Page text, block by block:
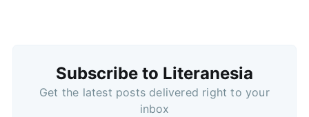
Subscribe to Literanesia
Get the latest posts delivered right to your
inbox